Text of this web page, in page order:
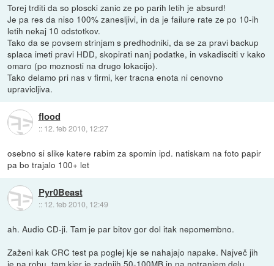
Torej trditi da so ploscki zanic ze po parih letih je absurd!
Je pa res da niso 100% zanesljivi, in da je failure rate ze po 10-ih
letih nekaj 10 odstotkov.
Tako da se povsem strinjam s predhodniki, da se za pravi backup
splaca imeti pravi HDD, skopirati nanj podatke, in vskadisciti v kako
omaro (po moznosti na drugo lokacijo).
Tako delamo pri nas v firmi, ker tracna enota ni cenovno
upravicljiva.
flood
:: 12. feb 2010, 12:27
osebno si slike katere rabim za spomin ipd. natiskam na foto papir
pa bo trajalo 100+ let
Pyr0Beast
:: 12. feb 2010, 12:49
ah. Audio CD-ji. Tam je par bitov gor dol itak nepomembno.
Zaženi kak CRC test pa poglej kje se nahajajo napake. Največ jih
je na robu, tam kjer je zadnjih 50-100MB in na notranjem delu